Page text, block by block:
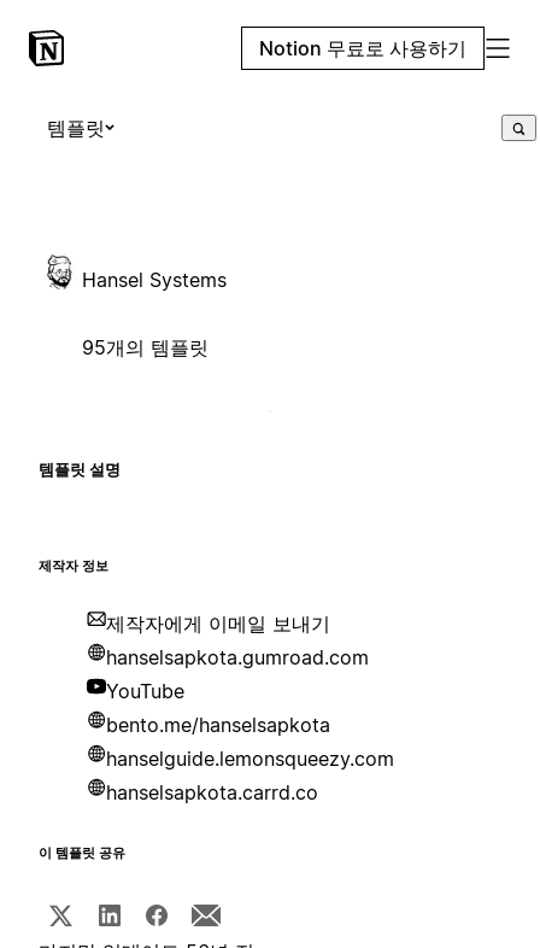
Notion 무료로 사용하기
템플릿
Hansel Systems
95개의 템플릿
템플릿 설명
제작자 정보
제작자에게 이메일 보내기
hanselsapkota.gumroad.com
YouTube
bento.me/hanselsapkota
hanselguide.lemonsqueezy.com
hanselsapkota.carrd.co
이 템플릿 공유